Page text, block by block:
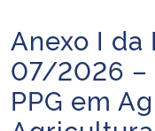
Ministério da Agricultura,
Ministério da Educação
Início do conteúdo
Anexo I da
07/2026 –
PPG em